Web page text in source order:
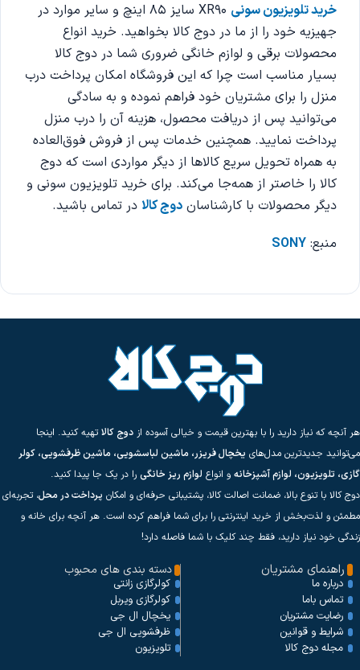
خرید تلویزیون سونی
XR90 سایز 85 اینچ و سایر موارد در
جهیزیه خود را از ما در دوج کالا بخواهید. خرید انواع
محصولات برقی و لوازم خانگی ضروری شما در دوج کالا
بسیار مناسب است چرا که این فروشگاه امکان پرداخت درب
منزل را برای مشتریان خود فراهم نموده و به سادگی
می‌توانید پس از دریافت محصول، هزینه آن را درب منزل
پرداخت نمایید. همچنین خدمات پس از فروش فوق‌العاده
به همراه تحویل سریع کالاها از دیگر مواردی است که دوج
کالا را خاصتر از همه‌جا می‌کند. برای خرید تلویزیون سونی و
دیگر محصولات با کارشناسان دوج کالا در تماس باشید.
منبع: SONY
هر آنچه که نیاز دارید را با بهترین قیمت و خیالی آسوده از دوج کالاتهیه کنید. اینجا
می‌توانید جدیدترین مدل‌های یخچال فریزر، ماشین لباسشویی، ماشین ظرفشویی، کولر
گازی، تلویزیون، لوازم آشپزخانه و انواع لوازم ریز خانگی را در یک جا پیدا کنید.
دوج کالا با تنوع بالا، ضمانت اصالت کالا، پشتیبانی حرفه‌ای و امکان پرداخت در محل، تجربه‌ای
مطمئن و لذت‌بخش از خرید اینترنتی را برای شما فراهم کرده است. هر آنچه برای خانه و
زندگی خود نیاز دارید، فقط چند کلیک با شما فاصله دارد!
راهنمای مشتریان
درباره ما
تماس باما
رضایت مشتریان
شرایط و قوانین
مجله دوج کالا
دسته بندی های محبوب
کولرگازی زانتی
کولرگازی ویربل
یخچال ال جی
ظرفشویی ال جی
تلویزیون